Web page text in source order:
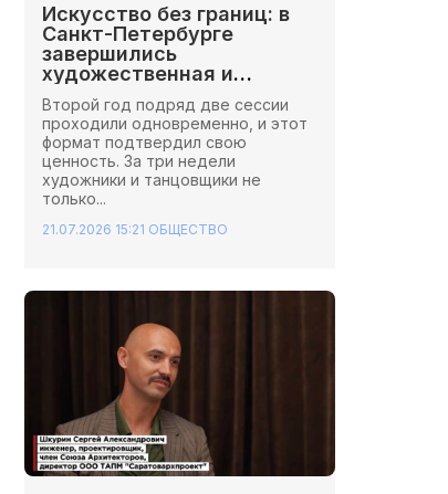
Искусство без границ: в
Санкт-Петербурге
завершились
художественная и
хореографическая сессии
Школы Иннопрактики.
Второй год подряд две сессии
проходили одновременно, и этот
формат подтвердил свою
ценность. За три недели
художники и танцовщики не
только...
21.07.2026 15:21 ОБЩЕСТВО